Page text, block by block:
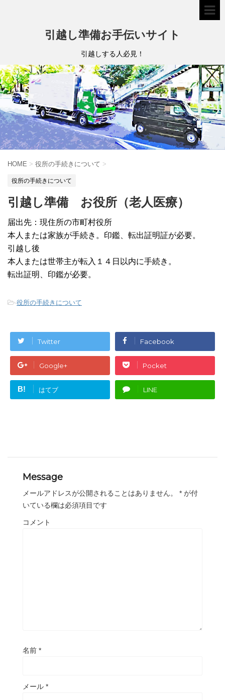
引越し準備お手伝いサイト
引越しする人必見！
HOME > 役所の手続きについて >
役所の手続きについて
引越し準備 お役所（老人医療）
届出先：現住所の市町村役所
本人または家族が手続き。印鑑、転出証明証が必要。
引越し後
本人または世帯主が転入１４日以内に手続き。
転出証明、印鑑が必要。
-役所の手続きについて
Twitter Facebook
Google+ Pocket
B! はてブ LINE
Message
メールアドレスが公開されることはありません。 * が付
いている欄は必須項目です
コメント
名前 *
メール *